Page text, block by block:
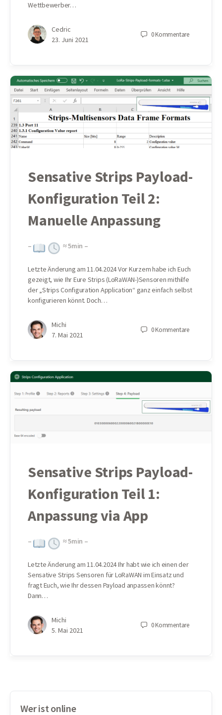
Wettbewerber…
Cedric
23. Juni 2021
0Kommentare
Sensative Strips Payload-
Konfiguration Teil 2:
Manuelle Anpassung
– ≈5min –
Letzte Änderung am 11.04.2024 Vor Kurzem habe ich Euch
gezeigt, wie Ihr Eure Strips (LoRaWAN-)Sensoren mithilfe
der „Strips Configuration Application“ ganz einfach selbst
konfigurieren könnt. Doch…
Michi
7. Mai 2021
0Kommentare
Sensative Strips Payload-
Konfiguration Teil 1:
Anpassung via App
– ≈5min –
Letzte Änderung am 11.04.2024 Ihr habt wie ich einen der
Sensative Strips Sensoren für LoRaWAN im Einsatz und
fragt Euch, wie Ihr dessen Payload anpassen könnt?
Dann…
Michi
5. Mai 2021
0Kommentare
Wer ist online